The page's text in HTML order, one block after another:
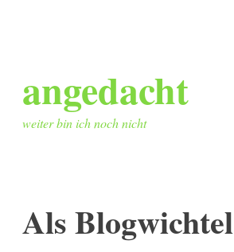
springen
angedacht
weiter bin ich noch nicht
Als Blogwichtel